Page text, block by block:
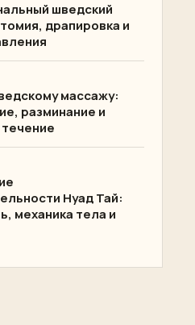
шведский
драпировка и
массажу:
разминание и
Нуад Тай:
механика тела и